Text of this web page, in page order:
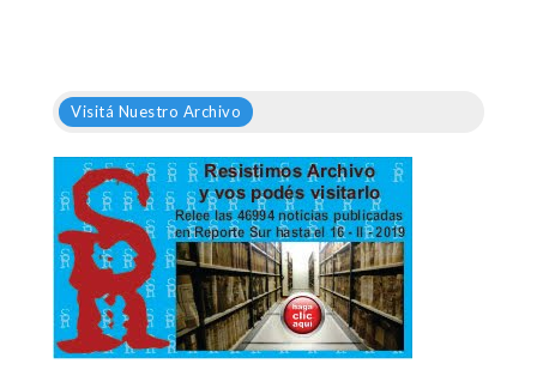
Visitá Nuestro Archivo